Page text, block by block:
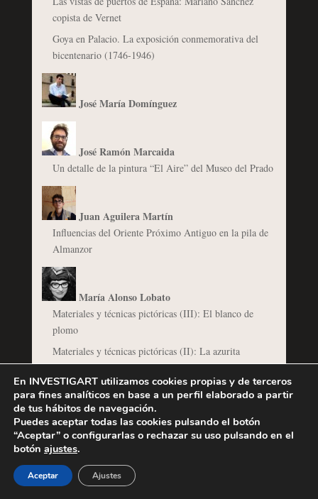
copista de Vernet
Goya en Palacio. La exposición conmemorativa del
bicentenario (1746-1946)
José María Domínguez
José Ramón Marcaida
Un detalle de la pintura “El Aire” del Museo del Prado
Juan Aguilera Martín
Influencias del Oriente Próximo Antiguo en la pila de
Almanzor
María Alonso Lobato
Materiales y técnicas pictóricas (III): El blanco de
plomo
Materiales y técnicas pictóricas (II): La azurita
Michelangelo Merisi da Caravaggio
Detrás del naturalismo de Caravaggio: La Cena en
Emaús
@osa_dias
En INVESTIGART utilizamos cookies propias y de terceros
para fines analíticos en base a un perfil elaborado a partir
de tus hábitos de navegación.
Puedes aceptar todas las cookies pulsando el botón
“Aceptar” o configurarlas o rechazar su uso pulsando en el
botón ajustes.
Aceptar Ajustes